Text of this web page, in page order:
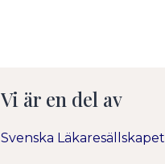
Vi är en del av
Svenska Läkaresällskapet